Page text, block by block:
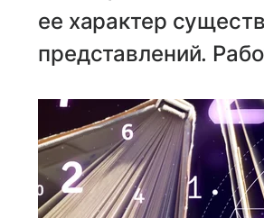
ее характер
представлений.